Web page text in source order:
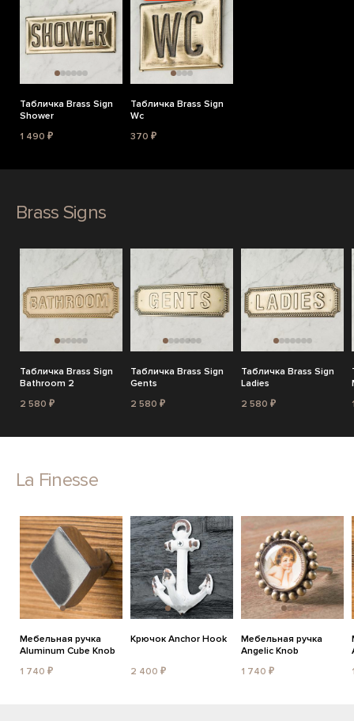
Табличка Brass Sign
Shower
1 490 ₽
Табличка Brass Sign
Wc
370 ₽
Brass Signs
Табличка Brass Sign
Bathroom 2
2 580 ₽
Табличка Brass Sign
Gents
2 580 ₽
Табличка Brass Sign
Ladies
2 580 ₽
La Finesse
Мебельная ручка
Aluminum Cube Knob
1 740 ₽
Крючок Anchor Hook
2 400 ₽
Мебельная ручка
Angelic Knob
1 740 ₽